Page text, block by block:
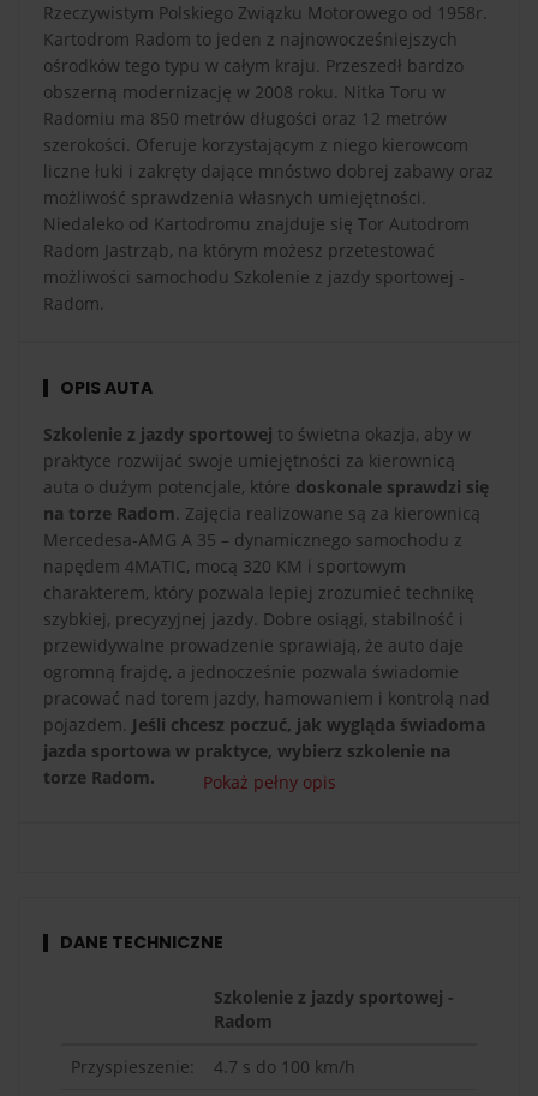
Rzeczywistym Polskiego Związku Motorowego od 1958r.
Kartodrom Radom to jeden z najnowocześniejszych
ośrodków tego typu w całym kraju. Przeszedł bardzo
obszerną modernizację w 2008 roku. Nitka Toru w
Radomiu ma 850 metrów długości oraz 12 metrów
szerokości. Oferuje korzystającym z niego kierowcom
liczne łuki i zakręty dające mnóstwo dobrej zabawy oraz
możliwość sprawdzenia własnych umiejętności.
Niedaleko od Kartodromu znajduje się Tor Autodrom
Radom Jastrząb, na którym możesz przetestować
możliwości samochodu Szkolenie z jazdy sportowej -
Radom.
OPIS AUTA
Szkolenie z jazdy sportowej to świetna okazja, aby w
praktyce rozwijać swoje umiejętności za kierownicą
auta o dużym potencjale, które doskonale sprawdzi się
na torze Radom. Zajęcia realizowane są za kierownicą
Mercedesa-AMG A 35 – dynamicznego samochodu z
napędem 4MATIC, mocą 320 KM i sportowym
charakterem, który pozwala lepiej zrozumieć technikę
szybkiej, precyzyjnej jazdy. Dobre osiągi, stabilność i
przewidywalne prowadzenie sprawiają, że auto daje
ogromną frajdę, a jednocześnie pozwala świadomie
pracować nad torem jazdy, hamowaniem i kontrolą nad
pojazdem. Jeśli chcesz poczuć, jak wygląda świadoma
jazda sportowa w praktyce, wybierz szkolenie na
torze Radom.
Mercedesa-AMG na torze wyścigowym Radom to
Czeka Cię wyjątkowe motoryzacyjne doświadczenie!
Pokaż pełny opis
DANE TECHNICZNE
Szkolenie z jazdy sportowej -
Radom
Przyspieszenie:
4.7 s do 100 km/h